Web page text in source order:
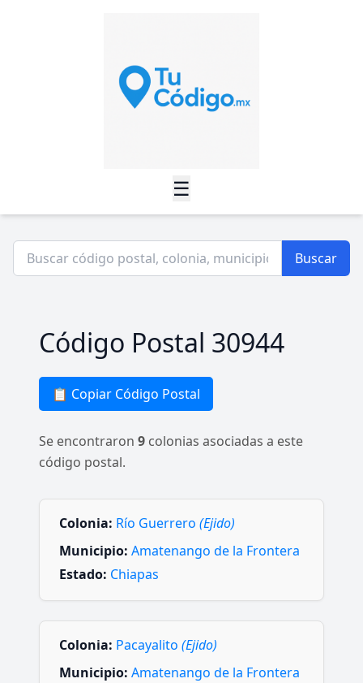
☰
Buscar
Código Postal 30944
📋 Copiar Código Postal
Se encontraron 9 colonias asociadas a este
código postal.
Colonia: Río Guerrero (Ejido)
Municipio: Amatenango de la Frontera
Estado: Chiapas
Colonia: Pacayalito (Ejido)
Municipio: Amatenango de la Frontera